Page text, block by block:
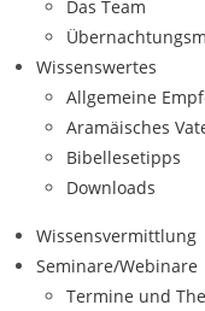
Das Team
Wissenswertes
Allgemeine
Aramäisches
Bibellesetipps
Downloads
Wissensvermittlung
Seminare/Webinare
Termine und